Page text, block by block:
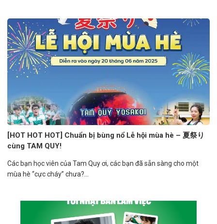
[HOT HOT HOT] Chuẩn bị bùng nổ Lễ hội mùa hè – 夏祭り
cùng TAM QUY!
Các bạn học viên của Tam Quy ơi, các bạn đã sẵn sàng cho một
mùa hè “cực cháy” chưa?...